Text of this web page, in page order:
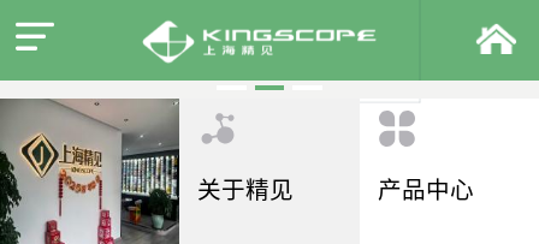
关于精见 产品中心